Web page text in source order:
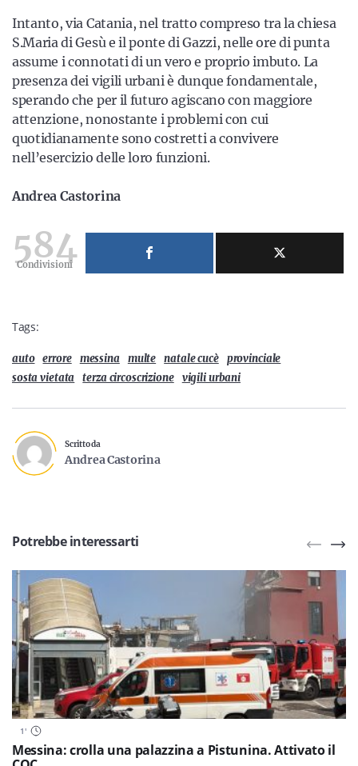
Intanto, via Catania, nel tratto compreso tra la chiesa
S.Maria di Gesù e il ponte di Gazzi, nelle ore di punta
assume i connotati di un vero e proprio imbuto. La
presenza dei vigili urbani è dunque fondamentale,
sperando che per il futuro agiscano con maggiore
attenzione, nonostante i problemi con cui
quotidianamente sono costretti a convivere
nell’esercizio delle loro funzioni.
Andrea Castorina
584
Condivisioni
Tags:
auto errore messina multe natale cucè
provinciale
sosta vietata
terza circoscrizione vigili urbani
Scritto da
Andrea Castorina
Potrebbe interessarti
1'
Messina: crolla una palazzina a Pistunina. Attivato il